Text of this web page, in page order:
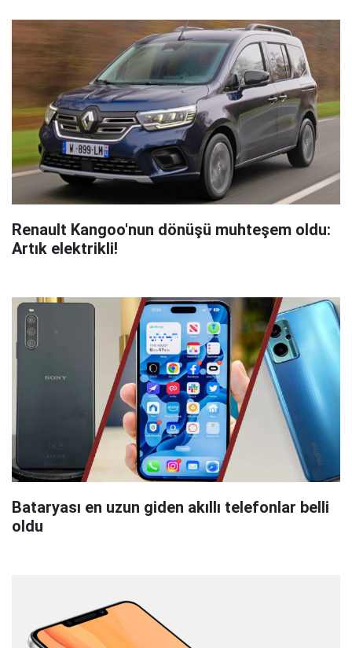
Renault Kangoo'nun dönüşü muhteşem oldu:
Artık elektrikli!
Bataryası en uzun giden akıllı telefonlar belli
oldu